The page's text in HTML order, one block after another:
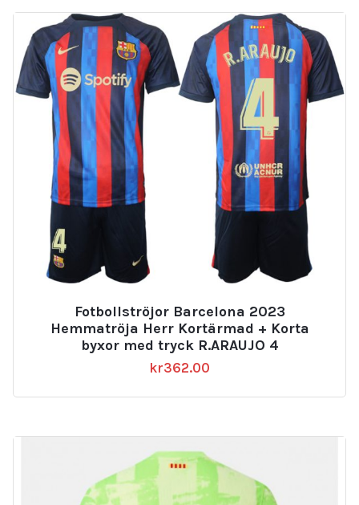
Fotbollströjor Barcelona 2023
Hemmatröja Herr Kortärmad + Korta
byxor med tryck R.ARAUJO 4
kr362.00